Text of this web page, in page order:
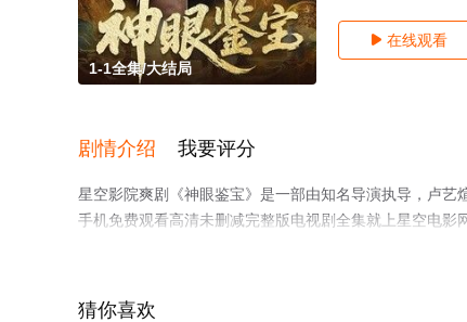
1-1全集/大结局
 在线观看
剧情介绍 我要评分
星空影院爽剧《神眼鉴宝》是一部由知名导演执导，卢艺
手机免费观看高清未删减完整版电视剧全集就上星空电影
猜你喜欢